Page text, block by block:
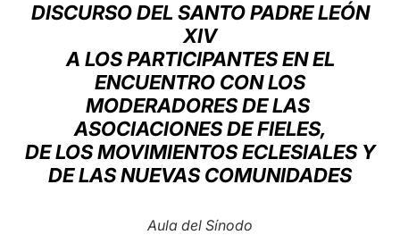
العربيّة
中文
LATINE
DISCURSO DEL SANTO PADRE LEÓN
XIV
A LOS PARTICIPANTES EN EL
ENCUENTRO CON LOS
MODERADORES DE LAS
ASOCIACIONES DE FIELES,
DE LOS MOVIMIENTOS ECLESIALES Y
DE LAS NUEVAS COMUNIDADES
Aula del Sínodo